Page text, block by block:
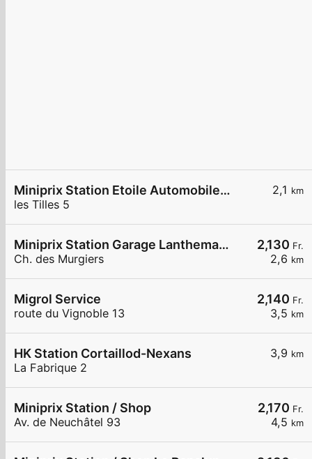
2,1 km
Miniprix Station Etoile Automobile SA
les Tilles 5
2,130 Fr.
2,6 km
Miniprix Station Garage Lanthemann
Ch. des Murgiers
2,140 Fr.
3,5 km
Migrol Service
route du Vignoble 13
3,9 km
HK Station Cortaillod-Nexans
La Fabrique 2
2,170 Fr.
4,5 km
Miniprix Station / Shop
Av. de Neuchâtel 93